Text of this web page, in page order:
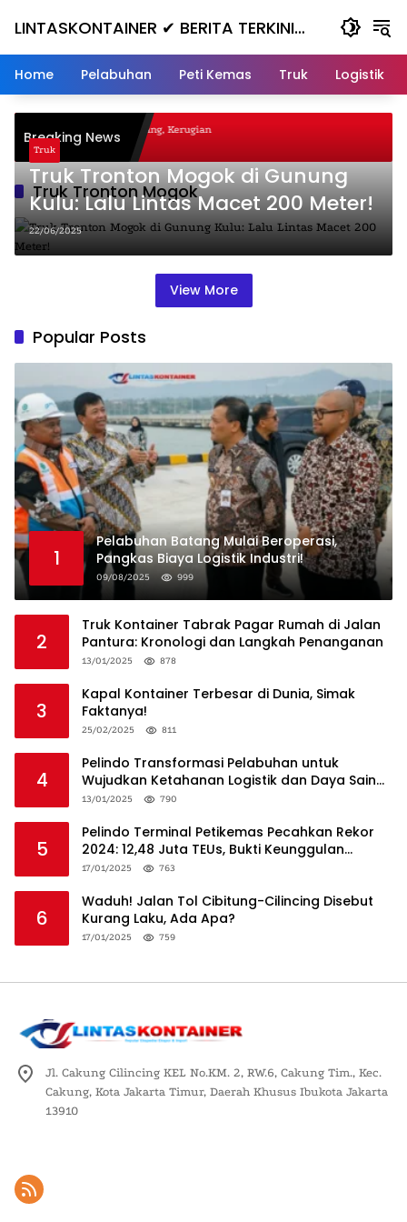
LINTASKONTAINER ✔ BERITA TERKINI
KONTAINER TERBARU HARI INI
Home Pelabuhan Peti Kemas Truk Logistik
Breaking News
Nanjak, Masuk ke Jurang, Kerugian
Truk Tronton Mogok
Truk
Truk Tronton Mogok di Gunung
Kulu: Lalu Lintas Macet 200 Meter!
22/06/2025
View More
Popular Posts
1
Pelabuhan Batang Mulai Beroperasi,
Pangkas Biaya Logistik Industri!
09/08/2025 999
2
Truk Kontainer Tabrak Pagar Rumah di Jalan
Pantura: Kronologi dan Langkah Penanganan
13/01/2025 878
3
Kapal Kontainer Terbesar di Dunia, Simak
Faktanya!
25/02/2025 811
4
Pelindo Transformasi Pelabuhan untuk
Wujudkan Ketahanan Logistik dan Daya Saing
Global
13/01/2025 790
5
Pelindo Terminal Petikemas Pecahkan Rekor
2024: 12,48 Juta TEUs, Bukti Keunggulan
Logistik Nasional
17/01/2025 763
6
Waduh! Jalan Tol Cibitung-Cilincing Disebut
Kurang Laku, Ada Apa?
17/01/2025 759
Jl. Cakung Cilincing KEL No.KM. 2, RW.6, Cakung Tim., Kec.
Cakung, Kota Jakarta Timur, Daerah Khusus Ibukota Jakarta
13910